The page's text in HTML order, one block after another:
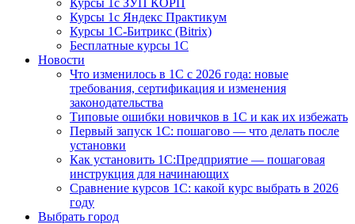
Курсы 1с ЗУП КОРП
Курсы 1с Яндекс Практикум
Курсы 1С-Битрикс (Bitrix)
Бесплатные курсы 1С
Новости
Что изменилось в 1С с 2026 года: новые
требования, сертификация и изменения
законодательства
Типовые ошибки новичков в 1С и как их избежать
Первый запуск 1С: пошагово — что делать после
установки
Как установить 1С:Предприятие — пошаговая
инструкция для начинающих
Сравнение курсов 1С: какой курс выбрать в 2026
году
Выбрать город